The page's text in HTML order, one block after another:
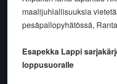
maalijuhlallisuuksia
pesäpallopyhätössä,
Esapekka Lappi
loppusuoralle